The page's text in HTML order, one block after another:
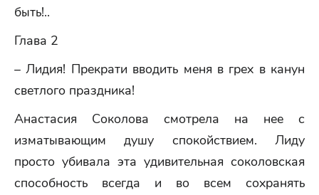
быть!..
Глава 2
– Лидия! Прекрати вводить меня в грех в канун
светлого праздника!
Анастасия Соколова смотрела на нее с
изматывающим душу спокойствием. Лиду
просто убивала эта удивительная соколовская
способность всегда и во всем сохранять